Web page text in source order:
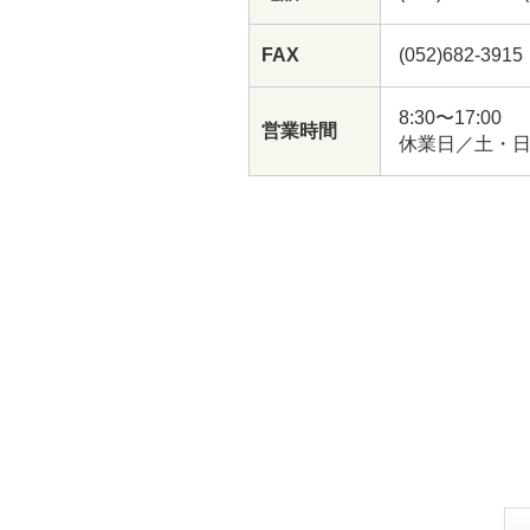
FAX (052)682-3915
営業時間
8:30〜17:00
休業日／土・